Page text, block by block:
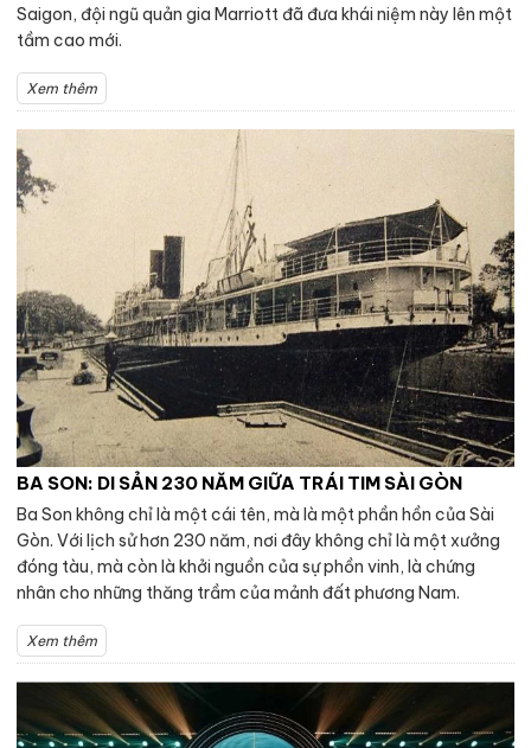
Saigon, đội ngũ quản gia Marriott đã đưa khái niệm này lên một
tầm cao mới.
Xem thêm
BA SON: DI SẢN 230 NĂM GIỮA TRÁI TIM SÀI GÒN
Ba Son không chỉ là một cái tên, mà là một phần hồn của Sài
Gòn. Với lịch sử hơn 230 năm, nơi đây không chỉ là một xưởng
đóng tàu, mà còn là khởi nguồn của sự phồn vinh, là chứng
nhân cho những thăng trầm của mảnh đất phương Nam.
Xem thêm